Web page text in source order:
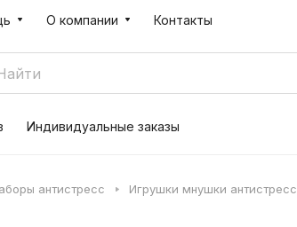
О компании Контакты
Индивидуальные заказы
антистресс Игрушки мнушки антистресс